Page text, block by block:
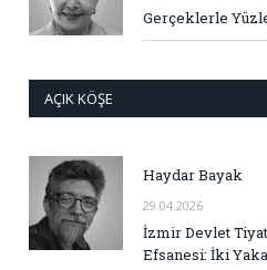
Gerçeklerle
AÇIK KÖŞE
Haydar Bayak
29.04.2026
İzmir Devlet
Efsanesi: İki